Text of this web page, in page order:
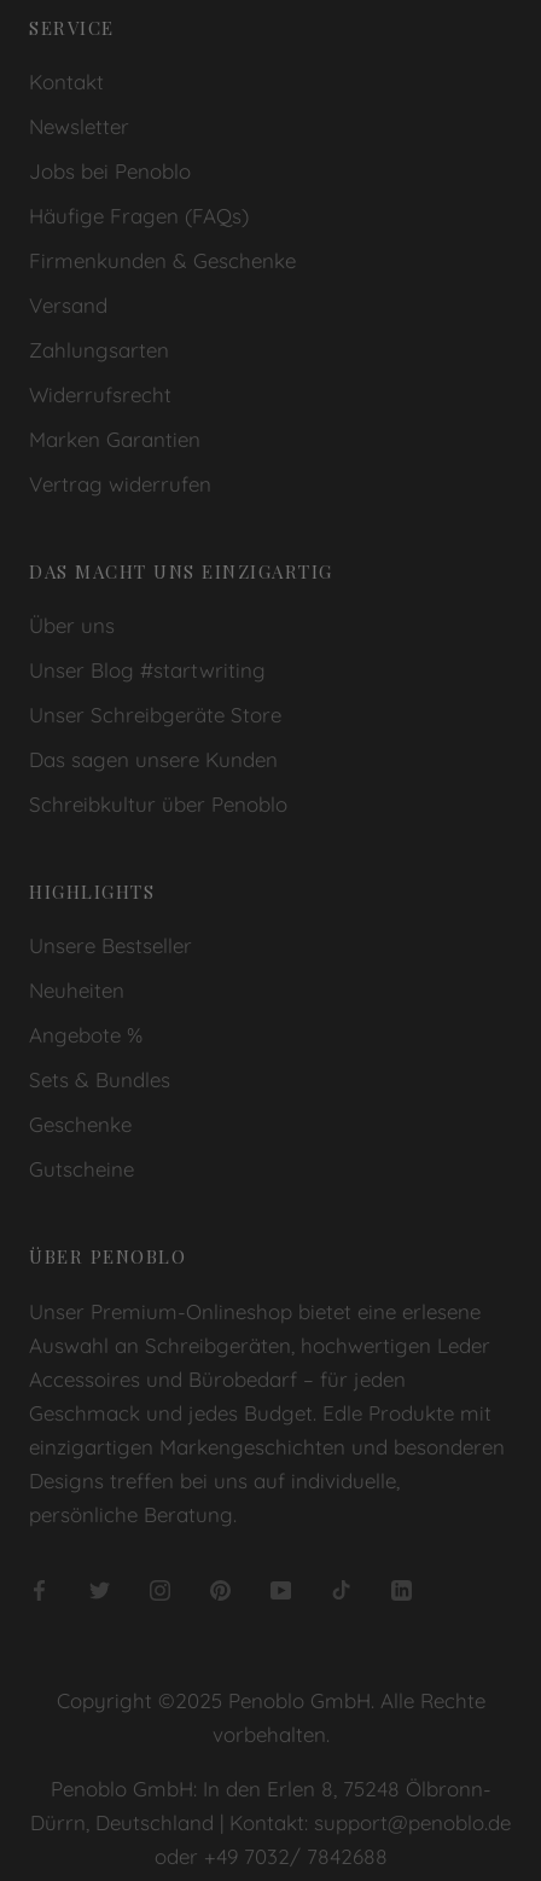
SERVICE
Kontakt
Newsletter
Jobs bei Penoblo
Häufige Fragen (FAQs)
Firmenkunden & Geschenke
Versand
Zahlungsarten
Widerrufsrecht
Marken Garantien
Vertrag widerrufen
DAS MACHT UNS EINZIGARTIG
Über uns
Unser Blog #startwriting
Unser Schreibgeräte Store
Das sagen unsere Kunden
Schreibkultur über Penoblo
HIGHLIGHTS
Unsere Bestseller
Neuheiten
Angebote %
Sets & Bundles
Geschenke
Gutscheine
ÜBER PENOBLO
Unser Premium-Onlineshop bietet eine erlesene
Auswahl an Schreibgeräten, hochwertigen Leder
Accessoires und Bürobedarf – für jeden
Geschmack und jedes Budget. Edle Produkte mit
einzigartigen Markengeschichten und besonderen
Designs treffen bei uns auf individuelle,
persönliche Beratung.
Copyright ©2025 Penoblo GmbH. Alle Rechte
vorbehalten.
Penoblo GmbH: In den Erlen 8, 75248 Ölbronn-
Dürrn, Deutschland | Kontakt: support@penoblo.de
oder +49 7032/ 7842688